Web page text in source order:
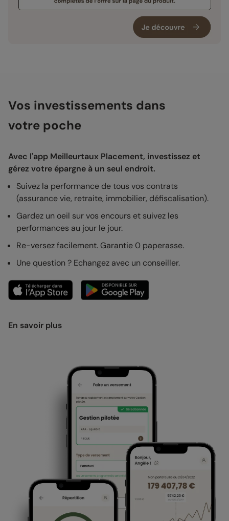
Vos investissements dans
votre poche
Avec l'app Meilleurtaux Placement, investissez et
gérez votre épargne à un seul endroit.
Suivez la performance de tous vos contrats
(assurance vie, retraite, immobilier, défiscalisation).
Gardez un oeil sur vos encours et suivez les
performances au jour le jour.
Re-versez facilement. Garantie 0 paperasse.
Une question ? Echangez avec un conseiller.
En savoir plus